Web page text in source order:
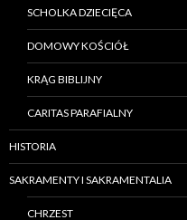
SCHOLKA DZIECIĘCA
DOMOWY KOŚCIÓŁ
KRĄG BIBLIJNY
CARITAS PARAFIALNY
HISTORIA
SAKRAMENTY I SAKRAMENTALIA
CHRZEST